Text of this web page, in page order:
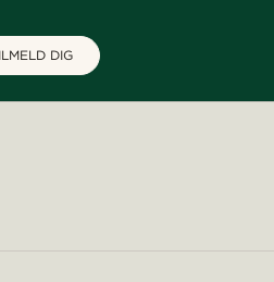
DIG